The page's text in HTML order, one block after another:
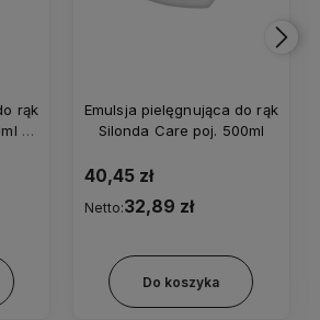
rąk
Mediwax 75ml tubka
7,29 zł
Netto:5,93 zł
Do koszyka